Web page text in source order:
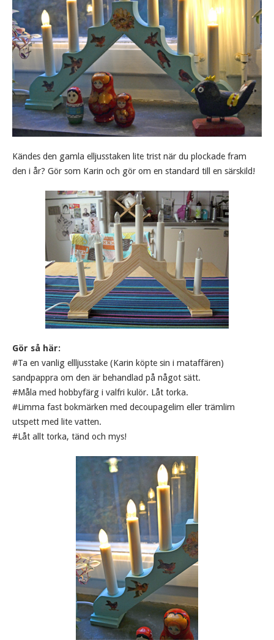
Kändes den gamla elljusstaken lite trist när du plockade fram
den i år? Gör som Karin och gör om en standard till en särskild!
Gör så här:
#Ta en vanlig ellljusstake (Karin köpte sin i mataffären)
sandpappra om den är behandlad på något sätt.
#Måla med hobbyfärg i valfri kulör. Låt torka.
#Limma fast bokmärken med decoupagelim eller trämlim
utspett med lite vatten.
#Låt allt torka, tänd och mys!